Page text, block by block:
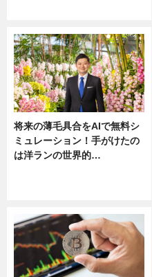
将来の薄毛具合をAIで無料シ
ミュレーション！手がけたの
は洋ランの世界的…